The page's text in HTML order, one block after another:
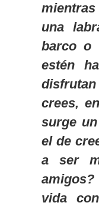
una
barco o
estén
crees,
surge
el de
a ser
amigos?
vida